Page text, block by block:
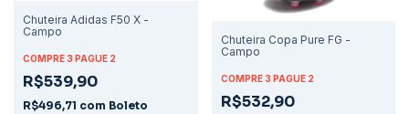
Chuteira Adidas F50 X -
Campo
COMPRE 3 PAGUE 2
R$539,90
R$496,71 com Boleto
Chuteira Copa Pure FG -
Campo
COMPRE 3 PAGUE 2
R$532,90